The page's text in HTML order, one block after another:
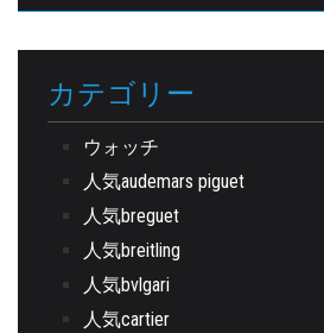
カテゴリー
ウォッチ
人気audemars piguet
人気breguet
人気breitling
人気bvlgari
人気cartier